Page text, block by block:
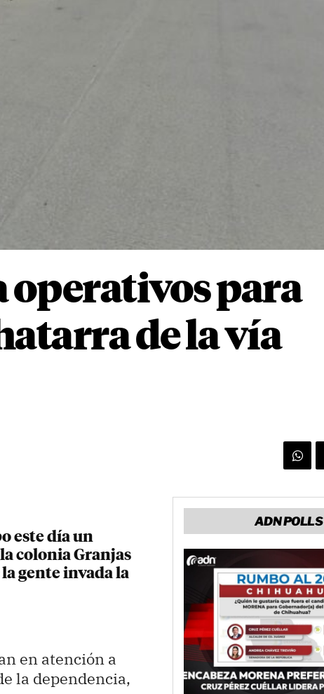
operativos para
de la vía
este día un
colonia Granjas
gente invada la
en atención a
la dependencia,
ADN POLLS